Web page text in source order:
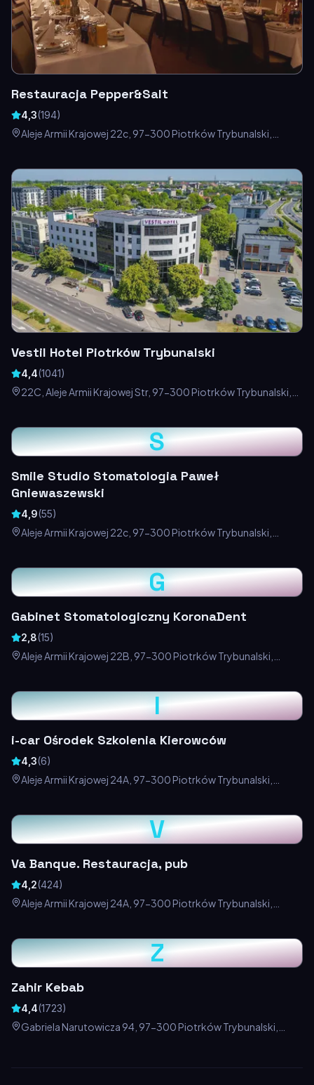
Restauracja Pepper&Salt
4,3(194)
Aleje Armii Krajowej 22c, 97-300 Piotrków Trybunalski,
Vestil Hotel Piotrków Trybunalski
4,4(1041)
22C, Aleje Armii Krajowej Str, 97-300 Piotrków Trybunalski,
S
Smile Studio Stomatologia Paweł
Gniewaszewski
4,9(55)
Aleje Armii Krajowej 22c, 97-300 Piotrków Trybunalski,
G
Gabinet Stomatologiczny KoronaDent
2,8(15)
Aleje Armii Krajowej 22B, 97-300 Piotrków Trybunalski,
I
i-car Ośrodek Szkolenia Kierowców
4,3(6)
Aleje Armii Krajowej 24A, 97-300 Piotrków Trybunalski,
V
Va Banque. Restauracja, pub
4,2(424)
Aleje Armii Krajowej 24A, 97-300 Piotrków Trybunalski,
Z
Zahir Kebab
4,4(1723)
Gabriela Narutowicza 94, 97-300 Piotrków Trybunalski,